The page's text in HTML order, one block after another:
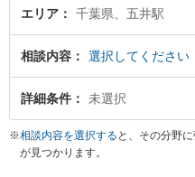
務先から通いやすい五井駅周辺に事
い』などでお困りの相談者さんにおす
エリア 千葉県、五井駅
相談内容 選択してください
詳細条件 未選択
※相談内容を選択する と、その分野
が見つかります。